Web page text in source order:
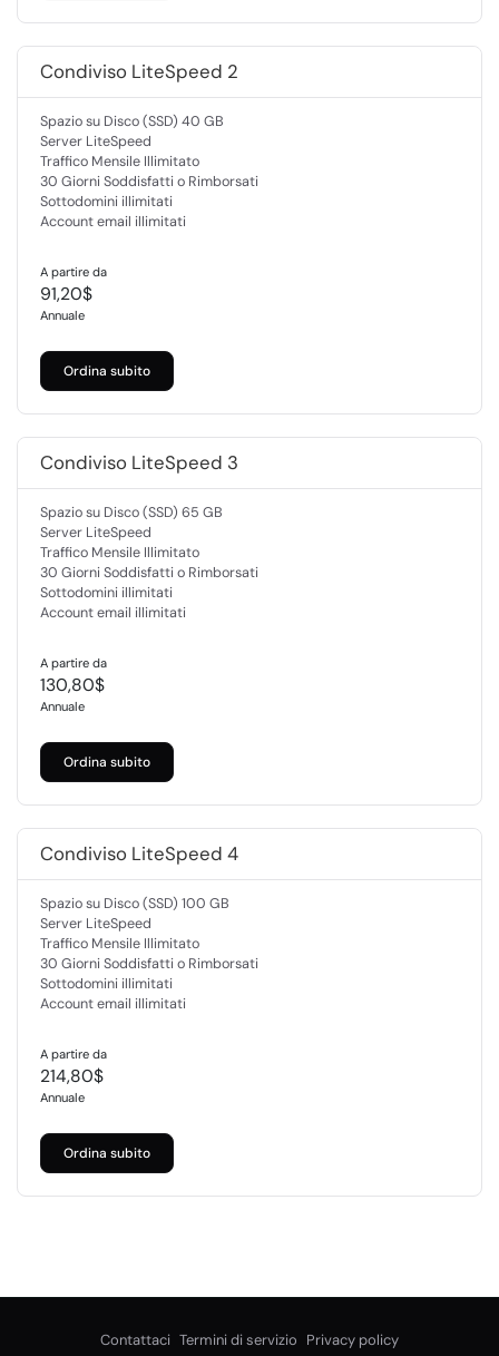
Condiviso LiteSpeed 2
Spazio su Disco (SSD) 40 GB
Server LiteSpeed
Traffico Mensile Illimitato
30 Giorni Soddisfatti o Rimborsati
Sottodomini illimitati
Account email illimitati
A partire da
91,20$
Annuale
Ordina subito
Condiviso LiteSpeed 3
Spazio su Disco (SSD) 65 GB
Server LiteSpeed
Traffico Mensile Illimitato
30 Giorni Soddisfatti o Rimborsati
Sottodomini illimitati
Account email illimitati
A partire da
130,80$
Annuale
Ordina subito
Condiviso LiteSpeed 4
Spazio su Disco (SSD) 100 GB
Server LiteSpeed
Traffico Mensile Illimitato
30 Giorni Soddisfatti o Rimborsati
Sottodomini illimitati
Account email illimitati
A partire da
214,80$
Annuale
Ordina subito
Contattaci Termini di servizio Privacy policy